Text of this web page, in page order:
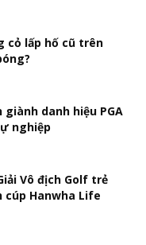
cỏ lấp hố cũ trên
danh hiệu PGA
nghiệp
Vô địch Golf trẻ
cúp Hanwha Life